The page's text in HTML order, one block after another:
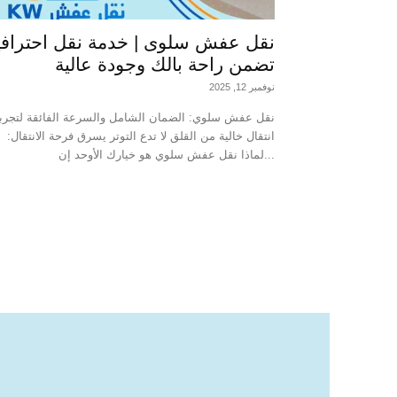
نقل عفش سلوى | خدمة نقل
تضمن راحة بالك وجودة عالية
نوفمبر 12, 2025
نقل عفش سلوي: الضمان الشامل والسرعة الفائقة
انتقال خالية من القلق لا تدع التوتر يسرق فرحة الانتقال: